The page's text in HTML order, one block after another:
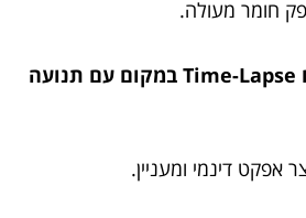
חומר מעולה.
– האם אפשר לצלם Time-Lapse במקום עם תנועה
אפקט דינמי ומעניין.